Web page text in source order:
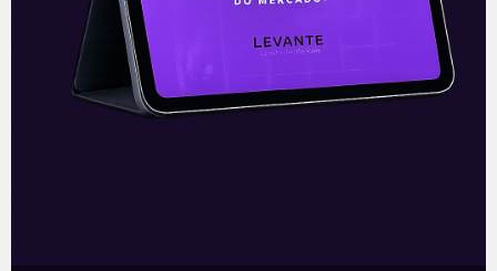
produtos básicos, como alimentos, minério
e petróleo tem aumentado o potencial de
ganhos das ações ligadas a esses ramos. E